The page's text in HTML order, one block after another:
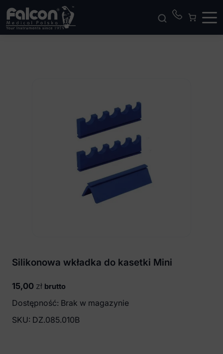
Silikonowa wkładka do kasetki Mini
15,00 zł brutto
Dostępność: Brak w magazynie
SKU: DZ.085.010B